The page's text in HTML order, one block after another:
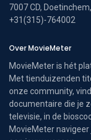
7007 CD,
+31(315)-764002
Over MovieMeter
MovieMeter is hét
Met tienduizenden
onze community,
documentaire die je
televisie, in de
MovieMeter